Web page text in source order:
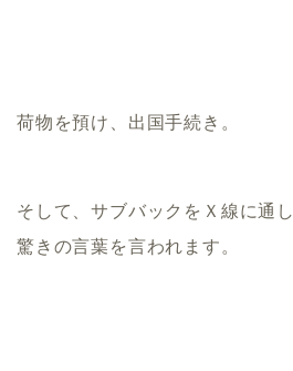
荷物を預け、出国手続き。
そして、サブバックをＸ線に通し
驚きの言葉を言われます。